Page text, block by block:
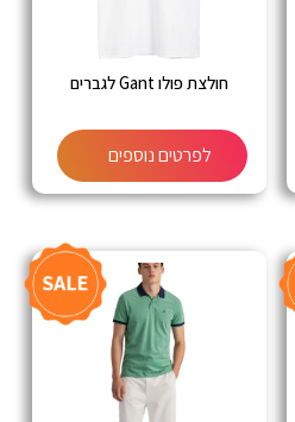
חולצת פולו Gant לגברים
לפרטים נוספים